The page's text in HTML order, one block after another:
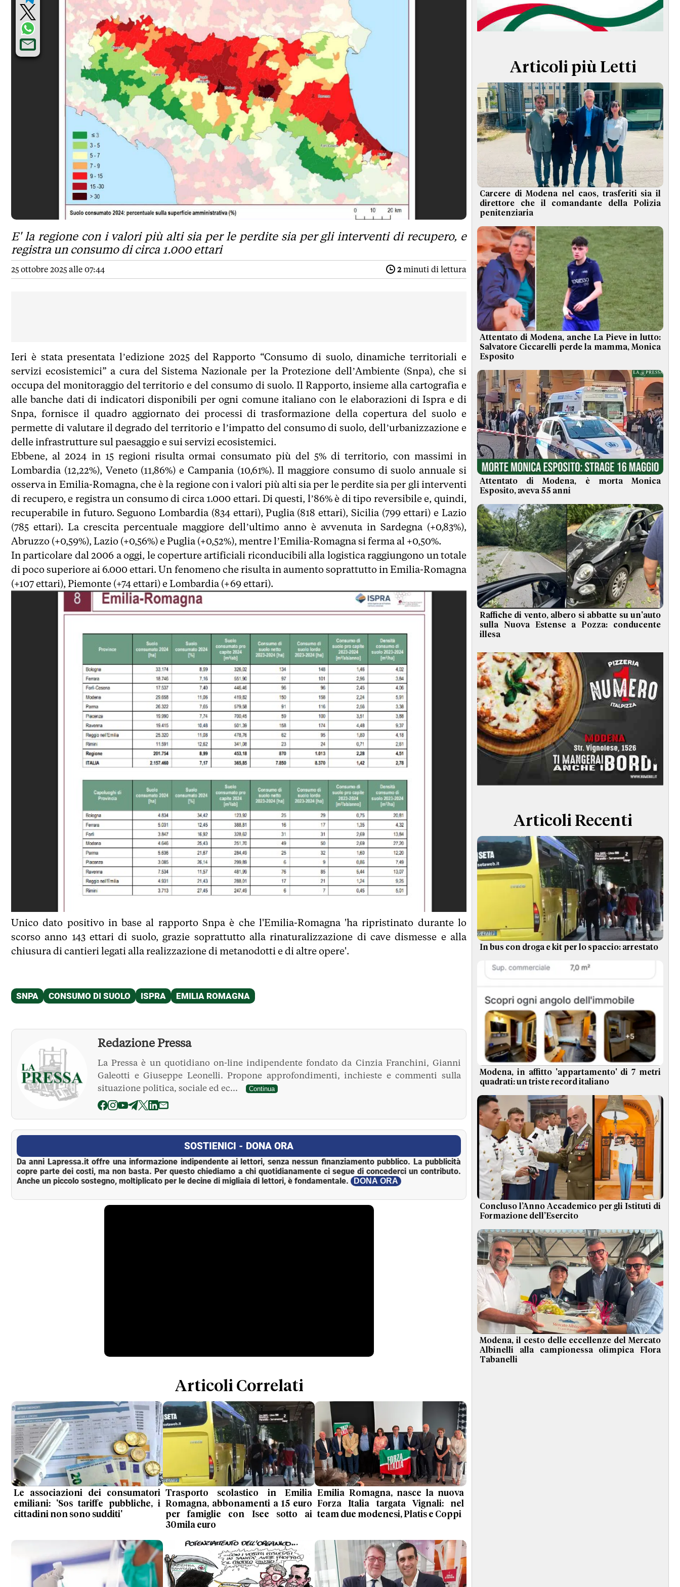
TERMINI e CONDIZIONI
E' la regione con i valori più alti sia per le perdite sia per gli interventi di recupero, e
registra un consumo di circa 1.000 ettari
25 ottobre 2025 alle 07:44 2minuti di lettura
Ieri è stata presentata l’edizione 2025 del Rapporto “Consumo di suolo, dinamiche territoriali e
servizi ecosistemici” a cura del Sistema Nazionale per la Protezione dell’Ambiente (Snpa), che si
occupa del monitoraggio del territorio e del consumo di suolo. Il Rapporto, insieme alla cartografia e
alle banche dati di indicatori disponibili per ogni comune italiano con le elaborazioni di Ispra e di
Snpa, fornisce il quadro aggiornato dei processi di trasformazione della copertura del suolo e
permette di valutare il degrado del territorio e l’impatto del consumo di suolo, dell’urbanizzazione e
delle infrastrutture sul paesaggio e sui servizi ecosistemici.
Ebbene, al 2024 in 15 regioni risulta ormai consumato più del 5% di territorio, con massimi in
Lombardia (12,22%), Veneto (11,86%) e Campania (10,61%). Il maggiore consumo di suolo annuale si
osserva in Emilia-Romagna, che è la regione con i valori più alti sia per le perdite sia per gli interventi
di recupero, e registra un consumo di circa 1.000 ettari. Di questi, l’86% è di tipo reversibile e, quindi,
recuperabile in futuro. Seguono Lombardia (834 ettari), Puglia (818 ettari), Sicilia (799 ettari) e Lazio
(785 ettari). La crescita percentuale maggiore dell’ultimo anno è avvenuta in Sardegna (+0,83%),
Abruzzo (+0,59%), Lazio (+0,56%) e Puglia (+0,52%), mentre l’Emilia-Romagna si ferma al +0,50%.
In particolare dal 2006 a oggi, le coperture artificiali riconducibili alla logistica raggiungono un totale
di poco superiore ai 6.000 ettari. Un fenomeno che risulta in aumento soprattutto in Emilia-Romagna
(+107 ettari), Piemonte (+74 ettari) e Lombardia (+69 ettari).
Unico dato positivo in base al rapporto Snpa è che l'Emilia-Romagna 'ha ripristinato durante lo
scorso anno 143 ettari di suolo, grazie soprattutto alla rinaturalizzazione di cave dismesse e alla
chiusura di cantieri legati alla realizzazione di metanodotti e di altre opere'.
Redazione Pressa
La Pressa è un quotidiano on-line indipendente fondato da Cinzia Franchini, Gianni
Galeotti e Giuseppe Leonelli. Propone approfondimenti, inchieste e commenti sulla
situazione politica, sociale ed ec...
Continua
La Pressa
SOSTIENICI - DONA ORA
Da anni Lapressa.it offre una informazione indipendente ai lettori, senza nessun finanziamento pubblico. La pubblicità
copre parte dei costi, ma non basta. Per questo chiediamo a chi quotidianamente ci segue di concederci un contributo.
Anche un piccolo sostegno, moltiplicato per le decine di migliaia di lettori, è fondamentale.
DONA ORA
Articoli Correlati
Le associazioni dei consumatori
emiliani: 'Sos tariffe pubbliche, i
cittadini non sono sudditi'
Trasporto scolastico in Emilia
Romagna, abbonamenti a 15 euro
per famiglie con Isee sotto ai
30mila euro
Emilia Romagna, nasce la nuova
Forza Italia targata Vignali: nel
team due modenesi, Platis e Coppi
Articoli più Letti
Carcere di Modena nel caos, trasferiti sia il
direttore che il comandante della Polizia
penitenziaria
Attentato di Modena, anche La Pieve in lutto:
Salvatore Ciccarelli perde la mamma, Monica
Esposito
Attentato di Modena, è morta Monica
Esposito, aveva 55 anni
Raffiche di vento, albero si abbatte su un'auto
sulla Nuova Estense a Pozza: conducente
illesa
Articoli Recenti
In bus con droga e kit per lo spaccio: arrestato
Modena, in affitto 'appartamento' di 7 metri
quadrati: un triste record italiano
Concluso l’Anno Accademico per gli Istituti di
Formazione dell’Esercito
Modena, il cesto delle eccellenze del Mercato
Albinelli alla campionessa olimpica Flora
Tabanelli